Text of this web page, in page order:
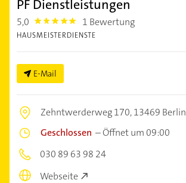
PF Dienstleistungen
5,0 5.0 1 Bewertung
HAUSMEISTERDIENSTE
E-Mail
Zehntwerderweg 170,13469 Berlin
Geschlossen –Öffnet um 09:00
030 89 63 98 24
Webseite